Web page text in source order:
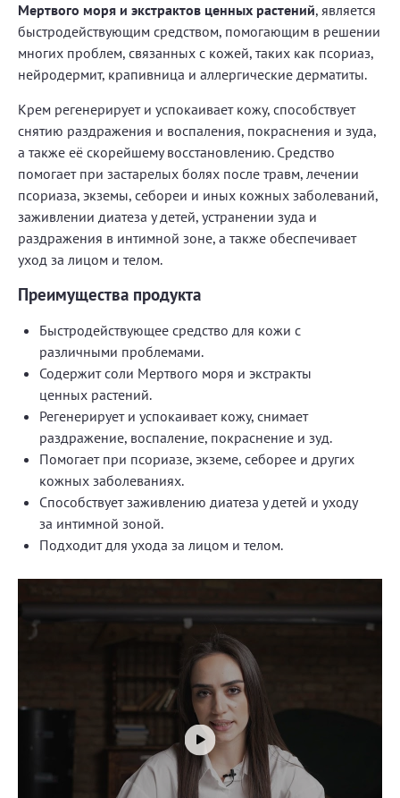
Мертвого моря и экстрактов ценных растений, является
быстродействующим средством, помогающим в решении
многих проблем, связанных с кожей, таких как псориаз,
нейродермит, крапивница и аллергические дерматиты.
Крем регенерирует и успокаивает кожу, способствует
снятию раздражения и воспаления, покраснения и зуда,
а также её скорейшему восстановлению. Средство
помогает при застарелых болях после травм, лечении
псориаза, экземы, себореи и иных кожных заболеваний,
заживлении диатеза у детей, устранении зуда и
раздражения в интимной зоне, а также обеспечивает
уход за лицом и телом.
Преимущества продукта
Быстродействующее средство для кожи с
различными проблемами.
Содержит соли Мертвого моря и экстракты
ценных растений.
Регенерирует и успокаивает кожу, снимает
раздражение, воспаление, покраснение и зуд.
Помогает при псориазе, экземе, себорее и других
кожных заболеваниях.
Способствует заживлению диатеза у детей и уходу
за интимной зоной.
Подходит для ухода за лицом и телом.